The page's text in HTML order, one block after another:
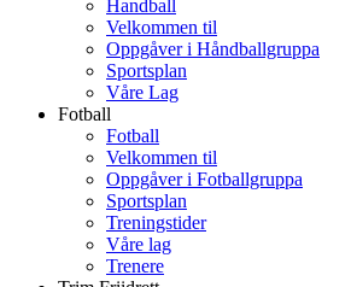
Handball
Velkommen til
Oppgåver i Håndballgruppa
Sportsplan
Våre Lag
Fotball
Fotball
Velkommen til
Oppgåver i Fotballgruppa
Sportsplan
Treningstider
Våre lag
Trenere